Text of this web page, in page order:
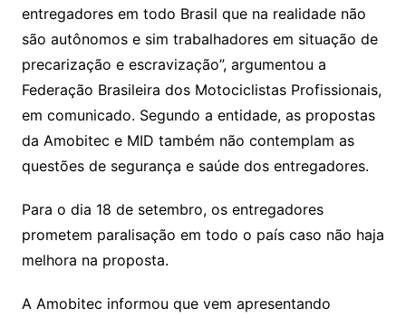
entregadores em todo Brasil que na realidade não
são autônomos e sim trabalhadores em situação de
precarização e escravização”, argumentou a
Federação Brasileira dos Motociclistas Profissionais,
em comunicado. Segundo a entidade, as propostas
da Amobitec e MID também não contemplam as
questões de segurança e saúde dos entregadores.
Para o dia 18 de setembro, os entregadores
prometem paralisação em todo o país caso não haja
melhora na proposta.
A Amobitec informou que vem apresentando